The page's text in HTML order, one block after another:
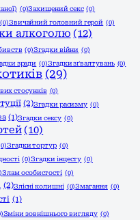
(0)Захищений секс (0)
(0)Звичайний головний герой (0)
алкоголю (12)
(0)Згадки війни (0)
зради (0)Згадки зґвалтувань (0)
(29)
стосунків (0)
(2)Згадки расизму (0)
(1)Згадки сексу (0)
(10)
Згадки тортур (0)
(0)Згадки інцесту (0)
Злам особистості (0)
(2)Злісні колишні (0)Змагання (0)
(1)
Зміни зовнішнього вигляду (0)